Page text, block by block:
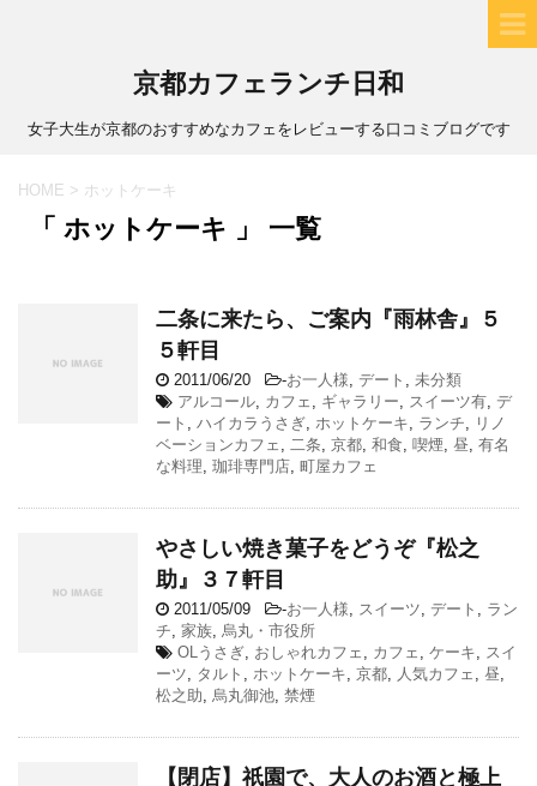
京都カフェランチ日和
女子大生が京都のおすすめなカフェをレビューする口コミブログです
HOME > ホットケーキ
「 ホットケーキ 」 一覧
二条に来たら、ご案内『雨林舎』５
５軒目
2011/06/20 -お一人様, デート , 未分類
アルコール, カフェ , ギャラリー, スイーツ有, デ
ート , ハイカラうさぎ, ホットケーキ, ランチ, リノ
ベーションカフェ , 二条, 京都, 和食, 喫煙, 昼, 有名
な料理, 珈琲専門店, 町屋カフェ
やさしい焼き菓子をどうぞ『松之
助』３７軒目
2011/05/09 -お一人様, スイーツ, デート , ラン
チ, 家族, 烏丸・市役所
OLうさぎ, おしゃれカフェ , カフェ , ケーキ, スイ
ーツ, タルト , ホットケーキ, 京都, 人気カフェ , 昼,
松之助, 烏丸御池, 禁煙
【閉店】祇園で、大人のお酒と極上